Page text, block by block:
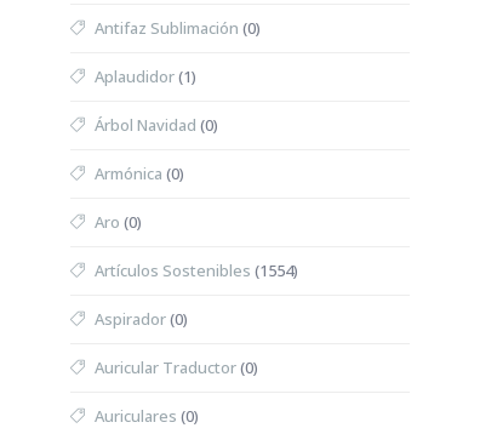
Antifaz Sublimación (0)
Aplaudidor(1)
Árbol Navidad (0)
Armónica (0)
Aro (0)
Artículos Sostenibles (1554)
Aspirador(0)
Auricular Traductor(0)
Auriculares (0)